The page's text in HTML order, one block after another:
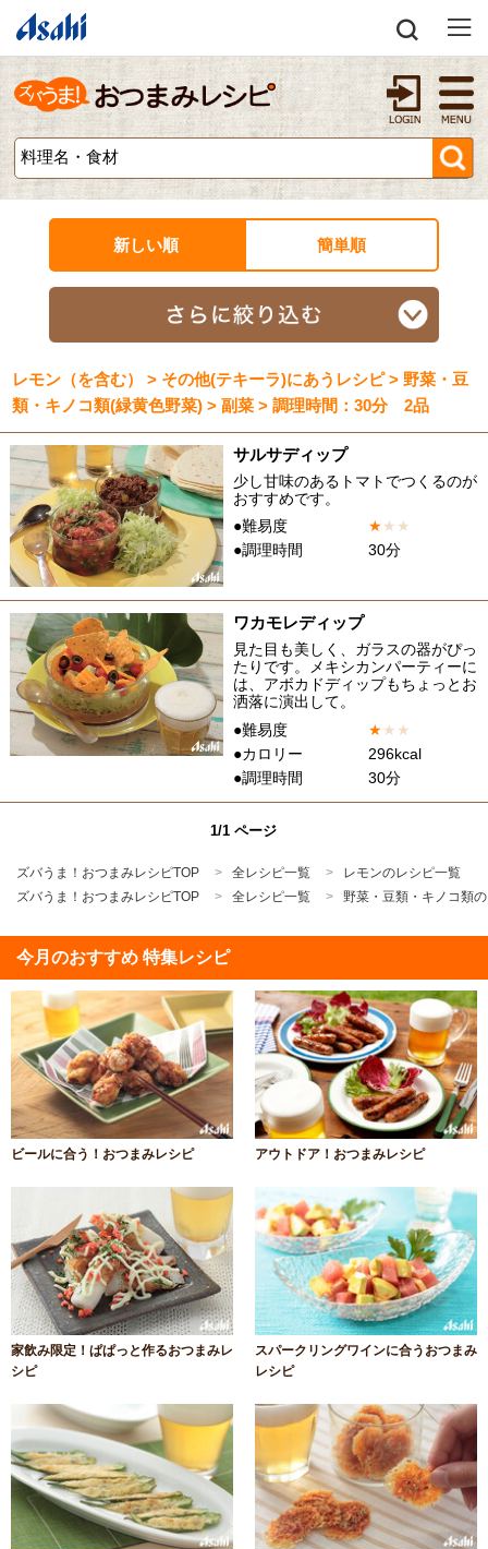
新しい順 簡単順
レモン（を含む） > その他(テキーラ)にあうレシピ > 野菜・豆
類・キノコ類(緑黄色野菜) > 副菜 > 調理時間：30分 2品
サルサディップ
少し甘味のあるトマトでつくるのが
おすすめです。
●難易度
★★ ★
●調理時間
30分
ワカモレディップ
見た目も美しく、ガラスの器がぴっ
たりです。メキシカンパーティーに
は、アボカドディップもちょっとお
洒落に演出して。
●難易度
★★ ★
●カロリー
296kcal
●調理時間
30分
1/1 ページ
ズバうま！おつまみレシピTOP 全レシピ一覧
レモンのレシピ一覧
ズバうま！おつまみレシピTOP
全レシピ一覧 野菜・豆類・キノコ類
今月のおすすめ 特集レシピ
ビールに合う！おつまみレシピ アウトドア！おつまみレシピ
家飲み限定！ぱぱっと作るおつまみレ
シピ
スパークリングワインに合うおつまみ
レシピ